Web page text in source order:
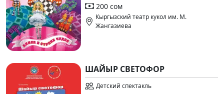
200 сом
Кыргызский театр кукол им. М.
Жангазиева
ШАЙЫР СВЕТОФОР
Детский спектакль